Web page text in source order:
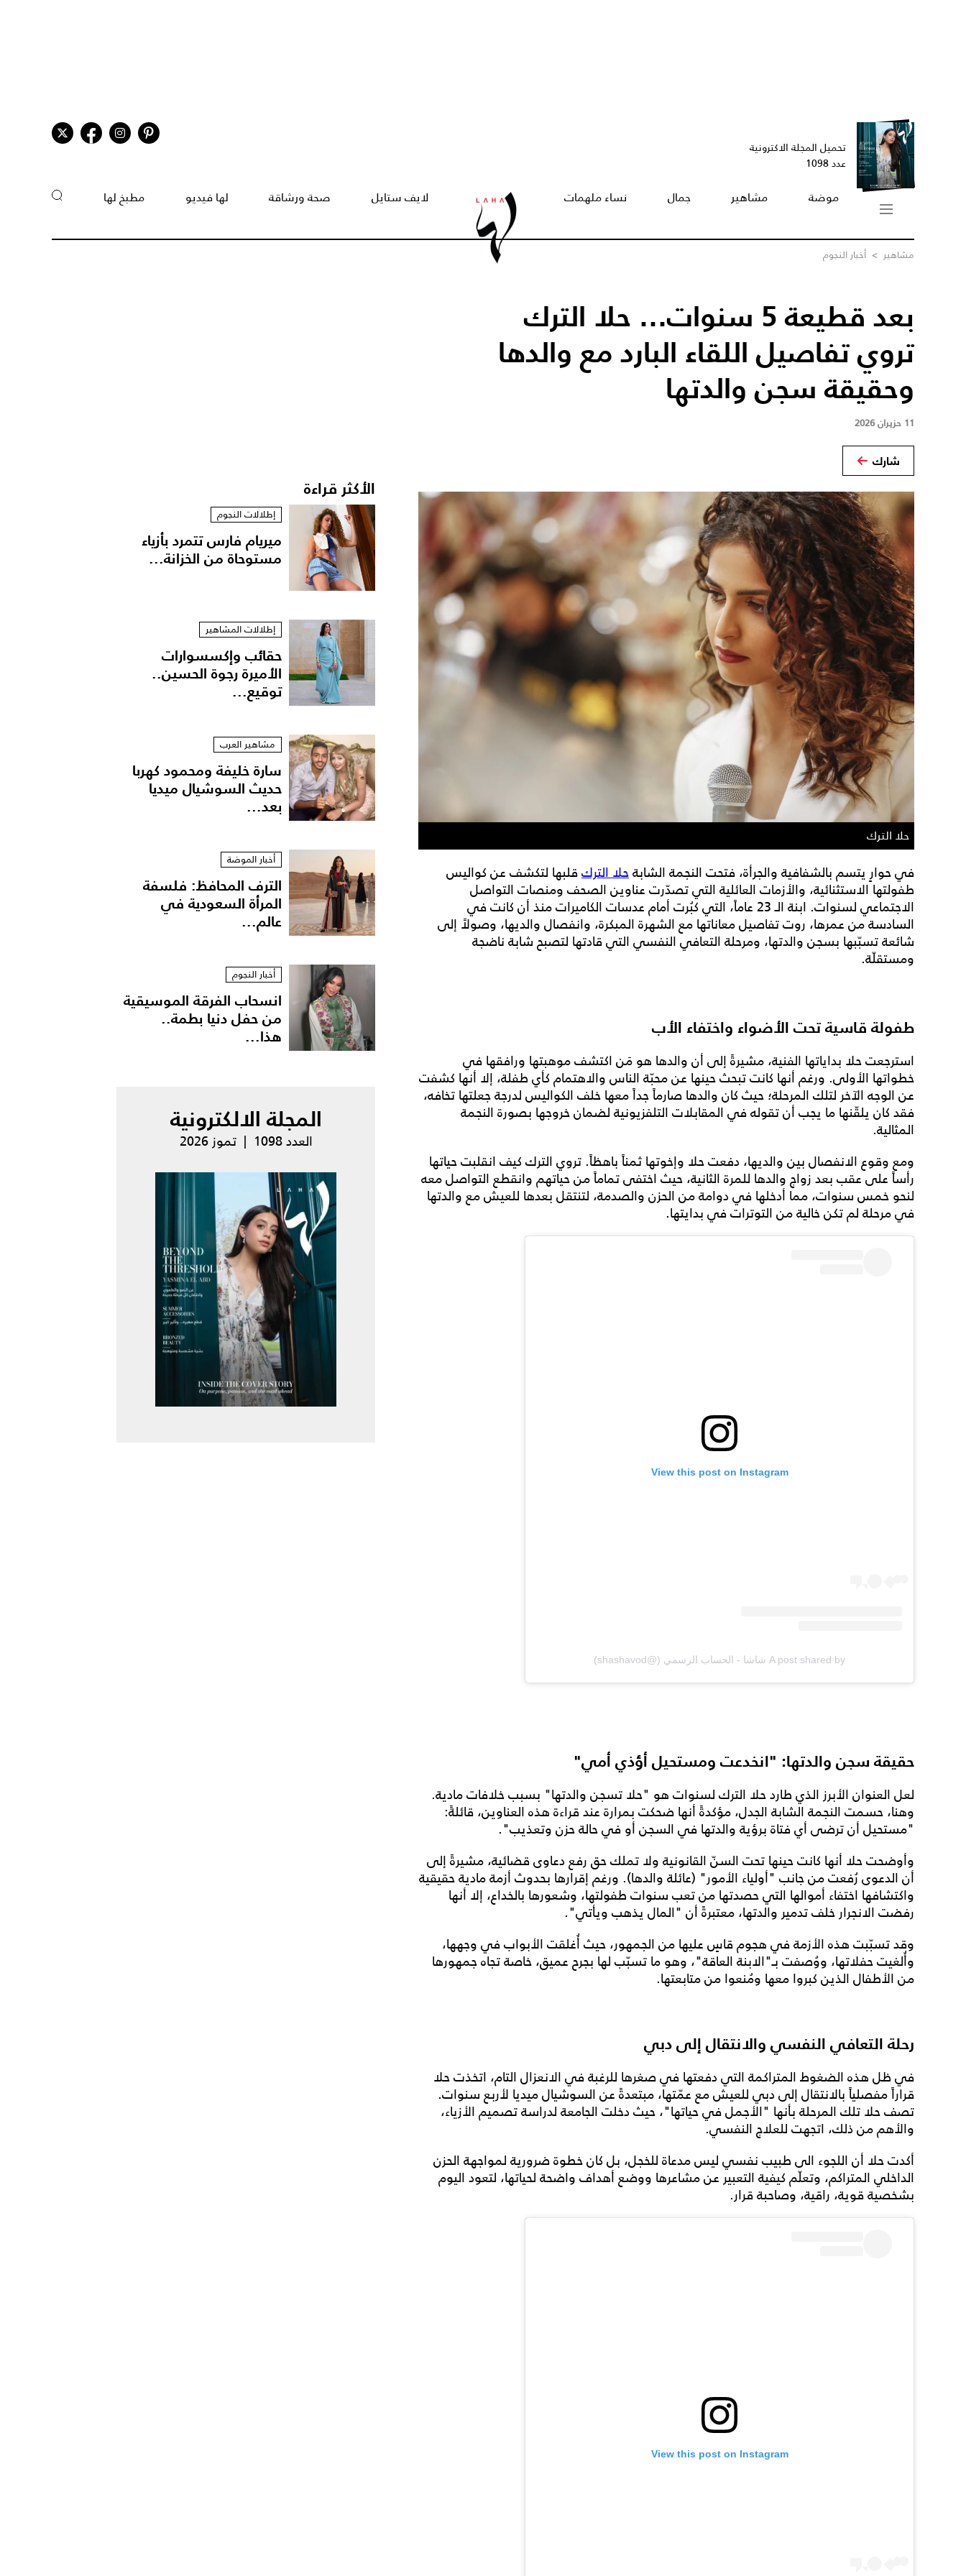
تحميل المجلة الاكترونية
عدد 1098
موضة مشاهير جمال نساء ملهمات لايف ستايل صحة ورشاقة لها فيديو مطبخ لها
مشاهير > أخبار النجوم
بعد قطيعة 5 سنوات... حلا الترك
تروي تفاصيل اللقاء البارد مع والدها
وحقيقة سجن والدتها
11 حزيران 2026
شارك
حلا الترك
في حوارٍ يتسم بالشفافية والجرأة، فتحت النجمة الشابةحلا التركقلبها لتكشف عن كواليس
طفولتها الاستثنائية، والأزمات العائلية التي تصدّرت عناوين الصحف ومنصات التواصل
الاجتماعي لسنوات. ابنة الـ 23 عاماً، التي كبُرت أمام عدسات الكاميرات منذ أن كانت في
السادسة من عمرها، روت تفاصيل معاناتها مع الشهرة المبكرة، وانفصال والديها، وصولاً إلى
شائعة تسبّبها بسجن والدتها، ومرحلة التعافي النفسي التي قادتها لتصبح شابة ناضجة
ومستقلّة.
طفولة قاسية تحت الأضواء واختفاء الأب
استرجعت حلا بداياتها الفنية، مشيرةً إلى أن والدها هو مَن اكتشف موهبتها ورافقها في
خطواتها الأولى. ورغم أنها كانت تبحث حينها عن محبّة الناس والاهتمام كأي طفلة، إلا أنها كشفت
عن الوجه الآخر لتلك المرحلة؛ حيث كان والدها صارماً جداً معها خلف الكواليس لدرجة جعلتها تخافه،
فقد كان يلقّنها ما يجب أن تقوله في المقابلات التلفزيونية لضمان خروجها بصورة النجمة
المثالية.
ومع وقوع الانفصال بين والديها، دفعت حلا وإخوتها ثمناً باهظاً. تروي الترك كيف انقلبت حياتها
رأساً على عقب بعد زواج والدها للمرة الثانية، حيث اختفى تماماً من حياتهم وانقطع التواصل معه
لنحو خمس سنوات، مما أدخلها في دوامة من الحزن والصدمة، لتنتقل بعدها للعيش مع والدتها
في مرحلة لم تكن خالية من التوترات في بدايتها.
View this post on Instagram
A post shared by شاشا - الحساب الرسمي (@shashavod)
حقيقة سجن والدتها: "انخدعت ومستحيل أؤذي أمي"
لعل العنوان الأبرز الذي طارد حلا الترك لسنوات هو "حلا تسجن والدتها" بسبب خلافات مادية.
وهنا، حسمت النجمة الشابة الجدل، مؤكدةً أنها ضحكت بمرارة عند قراءة هذه العناوين، قائلةً:
"مستحيل أن ترضى أي فتاة برؤية والدتها في السجن أو في حالة حزن وتعذيب".
وأوضحت حلا أنها كانت حينها تحت السنّ القانونية ولا تملك حق رفع دعاوى قضائية، مشيرةً إلى
أن الدعوى رُفعت من جانب "أولياء الأمور" (عائلة والدها). ورغم إقرارها بحدوث أزمة مادية حقيقية
واكتشافها اختفاء أموالها التي حصدتها من تعب سنوات طفولتها، وشعورها بالخداع، إلا أنها
رفضت الانجرار خلف تدمير والدتها، معتبرةً أن "المال يذهب ويأتي".
وقد تسبّبت هذه الأزمة في هجوم قاسٍ عليها من الجمهور، حيث أُغلقت الأبواب في وجهها،
وأُلغيت حفلاتها، ووُصفت بـ"الابنة العاقة"، وهو ما تسبّب لها بجرح عميق، خاصة تجاه جمهورها
من الأطفال الذين كبروا معها ومُنعوا من متابعتها.
رحلة التعافي النفسي والانتقال إلى دبي
في ظل هذه الضغوط المتراكمة التي دفعتها في صغرها للرغبة في الانعزال التام، اتخذت حلا
قراراً مفصلياً بالانتقال إلى دبي للعيش مع عمّتها، مبتعدةً عن السوشيال ميديا لأربع سنوات.
تصف حلا تلك المرحلة بأنها "الأجمل في حياتها"، حيث دخلت الجامعة لدراسة تصميم الأزياء،
والأهم من ذلك، اتجهت للعلاج النفسي.
أكدت حلا أن اللجوء الى طبيب نفسي ليس مدعاة للخجل، بل كان خطوة ضرورية لمواجهة الحزن
الداخلي المتراكم، وتعلّم كيفية التعبير عن مشاعرها ووضع أهداف واضحة لحياتها، لتعود اليوم
بشخصية قوية، راقية، وصاحبة قرار.
View this post on Instagram
الأكثر قراءة
إطلالات النجوم
ميريام فارس تتمرد بأزياء
مستوحاة من الخزانة...
إطلالات المشاهير
حقائب وإكسسوارات
الأميرة رجوة الحسين..
توقيع...
مشاهير العرب
سارة خليفة ومحمود كهربا
حديث السوشيال ميديا
بعد...
أخبار الموضة
الترف المحافظ: فلسفة
المرأة السعودية في
عالم...
أخبار النجوم
انسحاب الفرقة الموسيقية
من حفل دنيا بطمة..
هذا...
المجلة الالكترونية
العدد 1098 | تموز 2026